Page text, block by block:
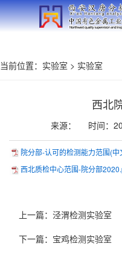
当前位置： 实验室 > 实验室
西北
来源： 时间：
院分部-认可的检测能力范围(中
西北质检中心范围-院分部
上一篇： 泾渭检测实验室
下一篇： 宝鸡检测实验室